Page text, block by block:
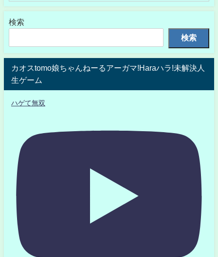
検索
検索
カオスtomo娘ちゃんねーるアーガマ!Haraハラ!未解決人
生ゲーム
ハゲて無双